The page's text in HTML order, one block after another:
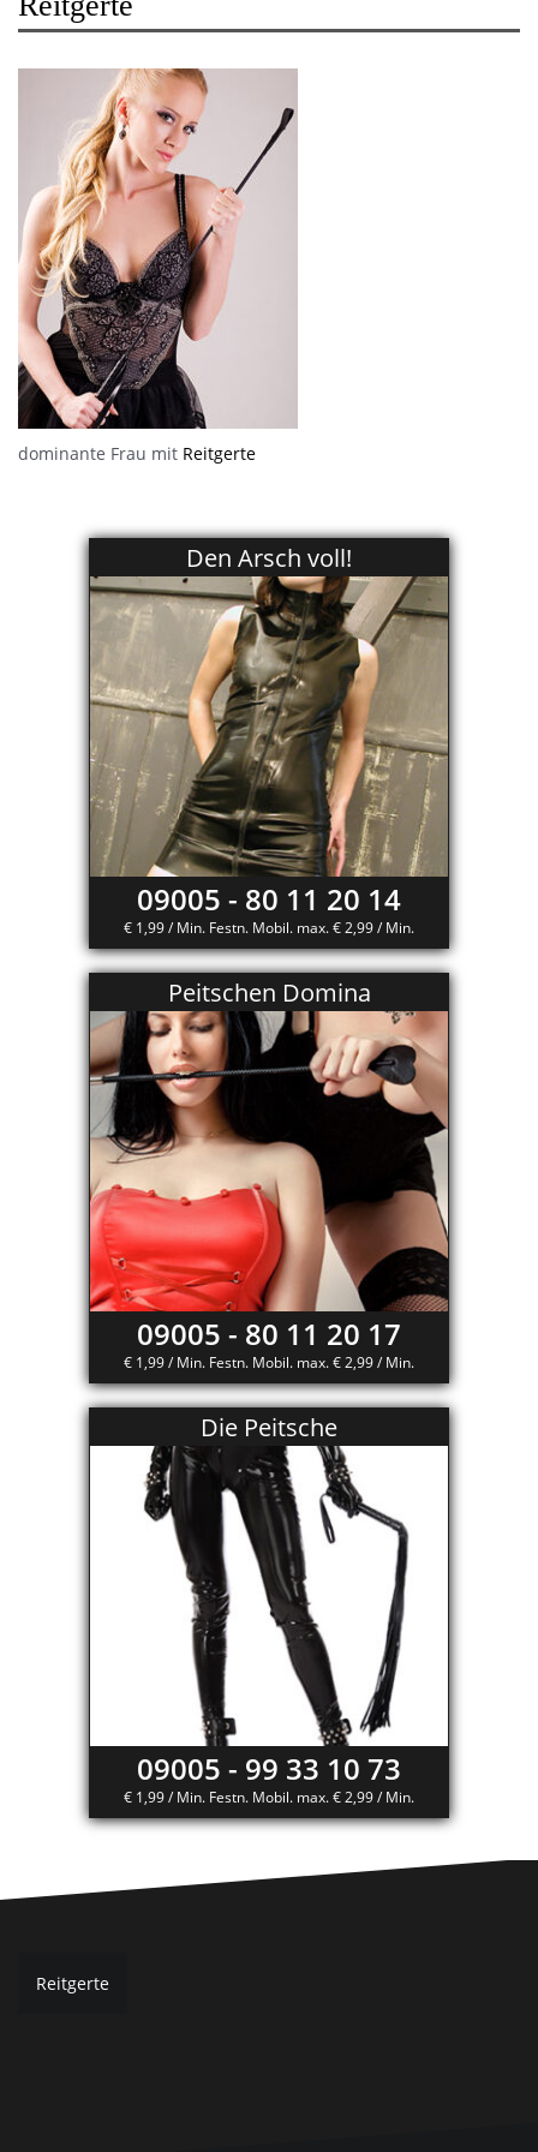
dominante Frau mit Reitgerte
Den Arsch voll!
09005 - 80 11 20 14
€ 1,99 / Min. Festn. Mobil. max. € 2,99 / Min.
Peitschen Domina
09005 - 80 11 20 17
€ 1,99 / Min. Festn. Mobil. max. € 2,99 / Min.
Die Peitsche
09005 - 99 33 10 73
€ 1,99 / Min. Festn. Mobil. max. € 2,99 / Min.
Beitragsnavigation
Reitgerte